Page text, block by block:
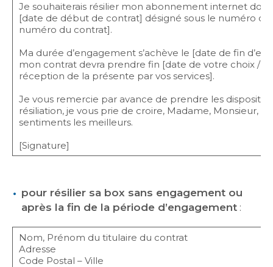
Je souhaiterais résilier mon abonnement internet
[date de début de contrat] désigné sous le numéro
numéro du contrat].
Ma durée d’engagement s’achève le [date de fin
mon contrat devra prendre fin [date de votre choix /
réception de la présente par vos services].
Je vous remercie par avance de prendre les
résiliation, je vous prie de croire, Madame, Monsieur,
sentiments les meilleurs.
[Signature]
pour résilier sa box sans engagement ou
après la fin de la période d’engagement :
Nom, Prénom du titulaire du contrat
Adresse
Code Postal – Ville